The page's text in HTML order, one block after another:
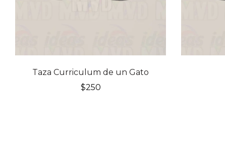
Taza Curriculum de un Gato
$250